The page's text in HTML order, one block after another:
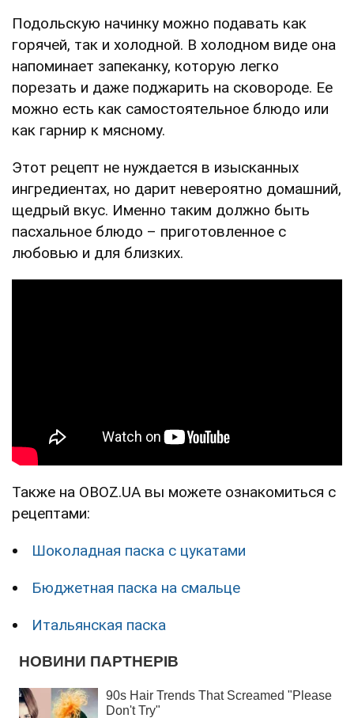
Подольскую начинку можно подавать как
горячей, так и холодной. В холодном виде она
напоминает запеканку, которую легко
порезать и даже поджарить на сковороде. Ее
можно есть как самостоятельное блюдо или
как гарнир к мясному.
Этот рецепт не нуждается в изысканных
ингредиентах, но дарит невероятно домашний,
щедрый вкус. Именно таким должно быть
пасхальное блюдо – приготовленное с
любовью и для близких.
Также на OBOZ.UA вы можете ознакомиться с
рецептами:
Шоколадная паска с цукатами
Бюджетная паска на смальце
Итальянская паска